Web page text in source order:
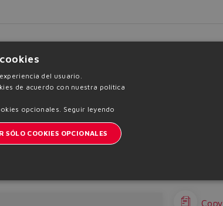
Copy
Atos
Términos y condiciones
del usuario.
de acuerdo con nuestra política
opcionales. Seguir leyendo
SÓLO COOKIES OPCIONALES